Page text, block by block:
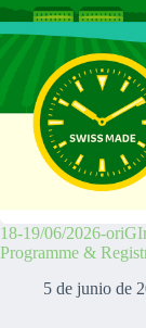
18-19/06/2026-
Programme &
5 de junio de